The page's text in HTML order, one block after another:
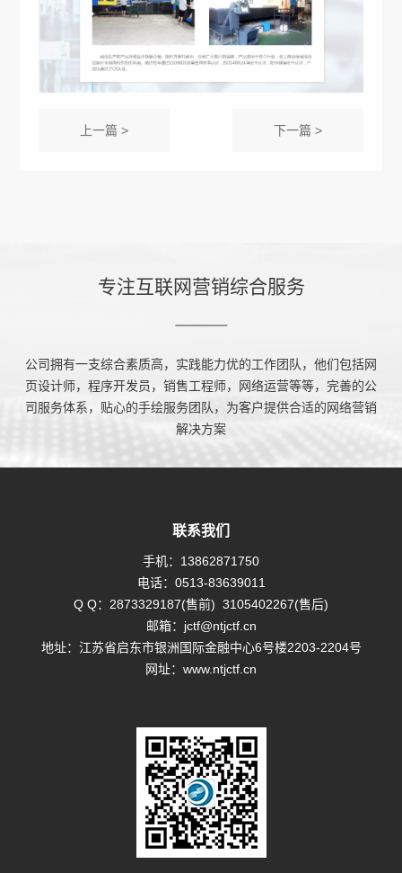
上一篇 > 下一篇 >
专注互联网营销综合服务
公司拥有一支综合素质高，实践能力优的工作团队，他们包括网
页设计师，程序开发员，销售工程师，网络运营等等，完善的公
司服务体系，贴心的手绘服务团队，为客户提供合适的网络营销
解决方案
联系我们
手机： 13862871750
电话： 0513-83639011
Q Q： 2873329187(售前) 3105402267(售后)
邮箱： jctf@ntjctf.cn
地址：江苏省启东市银洲国际金融中心6号楼2203-2204号
网址： www.ntjctf.cn